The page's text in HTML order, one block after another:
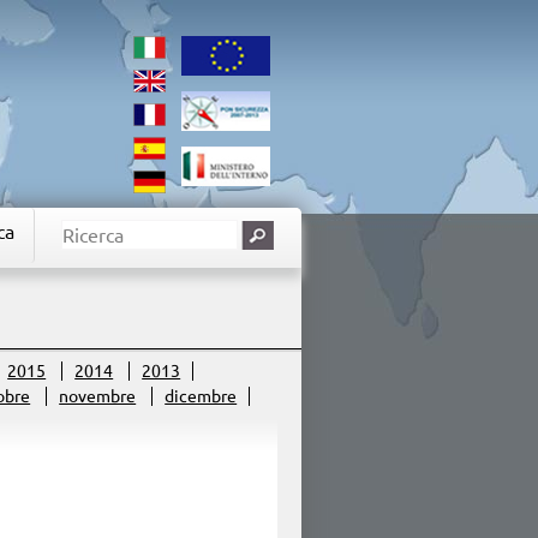
2015 2014
2013
novembre dicembre